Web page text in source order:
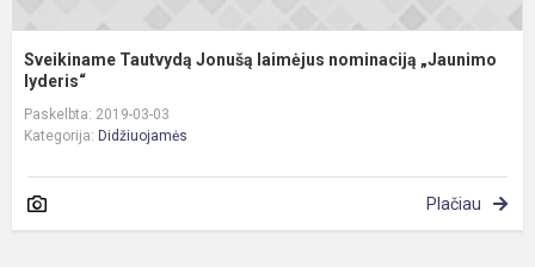
Sveikiname Tautvydą Jonušą laimėjus nominaciją „Jaunimo
lyderis“
Paskelbta: 2019-03-03
Kategorija: Didžiuojamės
Plačiau